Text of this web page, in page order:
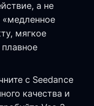
а не
мягкое
с Seedance
качества и